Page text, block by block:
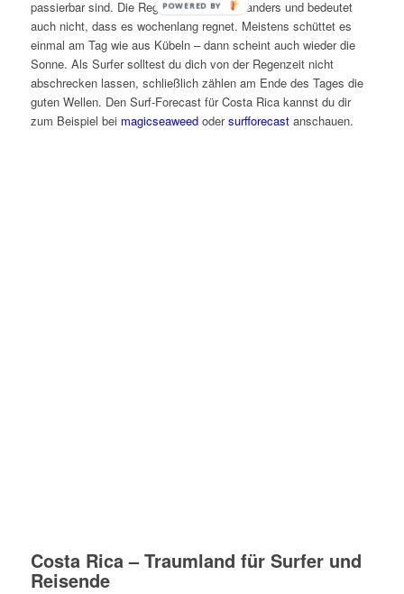
passierbar sind. Die Regenzeit ist immer anders und bedeutet
auch nicht, dass es wochenlang regnet. Meistens schüttet es
einmal am Tag wie aus Kübeln – dann scheint auch wieder die
Sonne. Als Surfer solltest du dich von der Regenzeit nicht
abschrecken lassen, schließlich zählen am Ende des Tages die
guten Wellen. Den Surf-Forecast für Costa Rica kannst du dir
zum Beispiel bei magicseaweedodersurfforecastanschauen.
Costa Rica – Traumland für Surfer und
Reisende
POWERED BY